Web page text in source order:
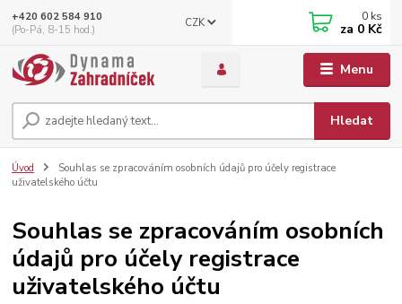
Menu
CZK
Hledat
+420 602 584 910
(Po-Pá, 8-15 hod.)
0 ks
za 0 Kč
Úvod
Souhlas se zpracováním osobních údajů pro účely registrace
uživatelského účtu
Souhlas se zpracováním osobních
údajů pro účely registrace
uživatelského účtu